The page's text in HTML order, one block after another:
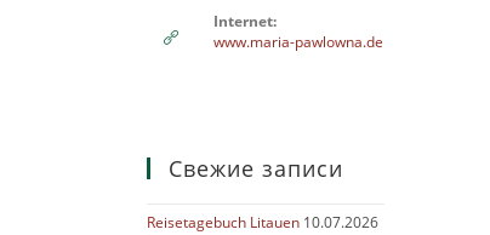
Internet:
www.maria-pawlowna.de
Свежие записи
Reisetagebuch Litauen 10.07.2026